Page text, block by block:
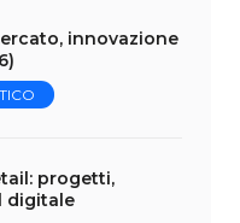
innovazione
progetti,
digitale